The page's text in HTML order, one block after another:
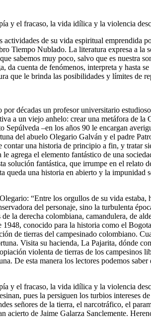
y el fracaso, la vida idílica y la violencia
de su vida espiritual
Tiempo Nublado. La literatura expresa a la
sabemos muy poco, salvo que es nuestra
cuenta de fenómenos, interpreta y hasta
que le brinda las posibilidades y límites de
décadas un profesor universitario
a un viejo anhelo: crear una metáfora de la
–en los años 90 le encargan
del abuelo Olegario Galván y el padre
una historia de principio a fin, y tratar
agrega el elemento fantástico de una
fantástica, que irrumpe en el relato
una historia en abierto y la
“Entre los orgullos de su vida estaba,
del personaje, sino la turbulenta
la derecha colombiana, camandulera, de
conocido para la historia como el
de tierras del campesinado colombiano.
Visita su hacienda, La Pajarita, dónde
violenta de tierras de los campesinos
De esta manera los lectores podemos
y el fracaso, la vida idílica y la violencia
pues la persiguen los turbios intereses
señores de la tierra, el narcotráfico, el
de Jaime Galarza Sanclemente.